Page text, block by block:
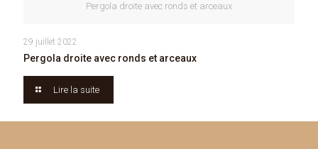
Pergola droite avec ronds et arceaux
29 juillet 2022
Pergola droite avec ronds et arceaux
Lire la suite